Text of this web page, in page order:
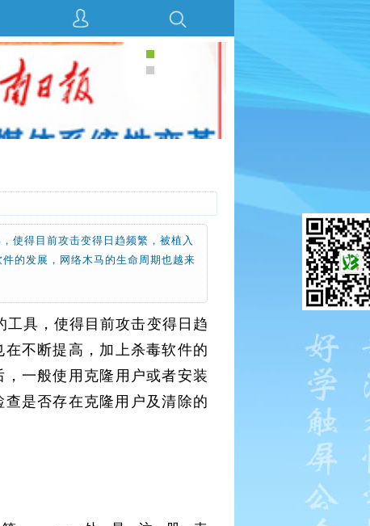
使得目前攻击变得日趋频繁，被植入
的发展，网络木马的生命周期也越来
工具，使得目前攻击变得日趋
不断提高，加上杀毒软件的
一般使用克隆用户或者安装
是否存在克隆用户及清除的